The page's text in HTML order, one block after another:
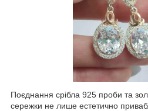
Поєднання срібла 925 проби та
сережки не лише естетично